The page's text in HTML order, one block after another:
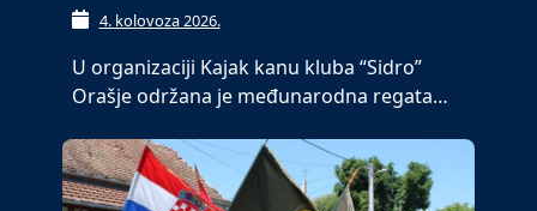
4. kolovoza 2026.
U organizaciji Kajak kanu kluba “Sidro”
Orašje održana je međunarodna regata…